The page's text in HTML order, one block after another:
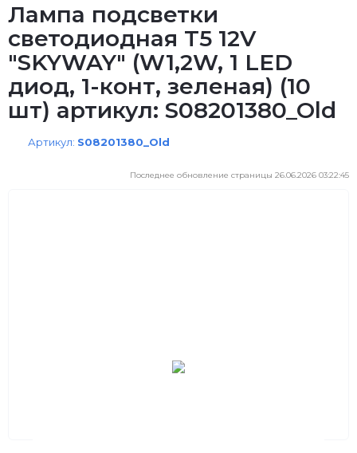
Лампа подсветки
светодиодная T5 12V
"SKYWAY" (W1,2W, 1 LED
диод, 1-конт, зеленая) (10
шт) артикул: S08201380_Old
Артикул: S08201380_Old
Последнее обновление страницы 26.06.2026 03:22:45